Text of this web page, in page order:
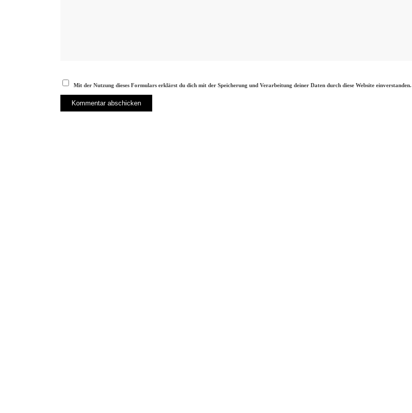
Mit der Nutzung dieses Formulars erklärst du dich mit der Speicherung und Verarbeitung deiner Daten durch diese Website einverstanden.